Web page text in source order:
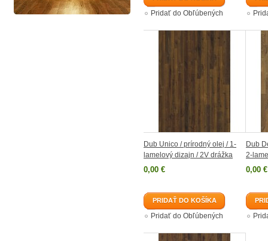
Pridať do Obľúbených
Dub Unico / prírodný olej / 1-
lamelový dizajn / 2V drážka
0,00 €
PRIDAŤ DO KOŠÍKA
Pridať do Obľúbených
Dub
2-
0,00 €